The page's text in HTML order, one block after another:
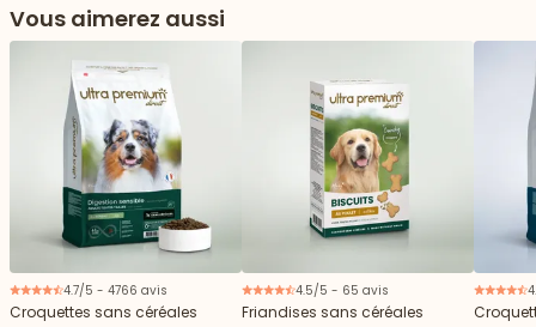
Vous aimerez aussi
4.7/5 - 4766 avis
Croquettes sans céréales
4.5/5 - 65 avis
Friandises sans céréales